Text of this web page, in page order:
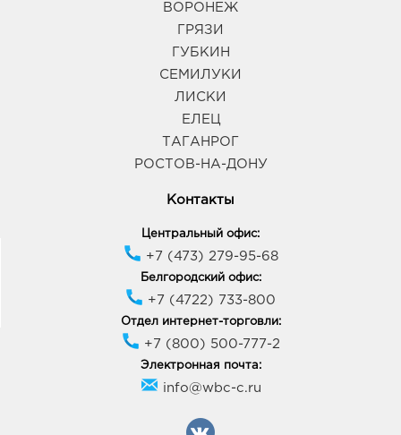
ВОРОНЕЖ
ГРЯЗИ
ГУБКИН
СЕМИЛУКИ
ЛИСКИ
ЕЛЕЦ
ТАГАНРОГ
РОСТОВ-НА-ДОНУ
Контакты
Центральный офис:
+7 (473) 279-95-68
Белгородский офис:
+7 (4722) 733-800
Отдел интернет-торговли:
+7 (800) 500-777-2
Электронная почта:
info@wbc-c.ru